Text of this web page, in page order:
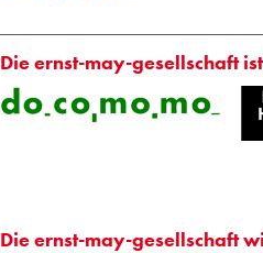
Die ernst-may-gesellschaft
Die ernst-may-gesellschaft